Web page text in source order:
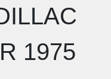
1975